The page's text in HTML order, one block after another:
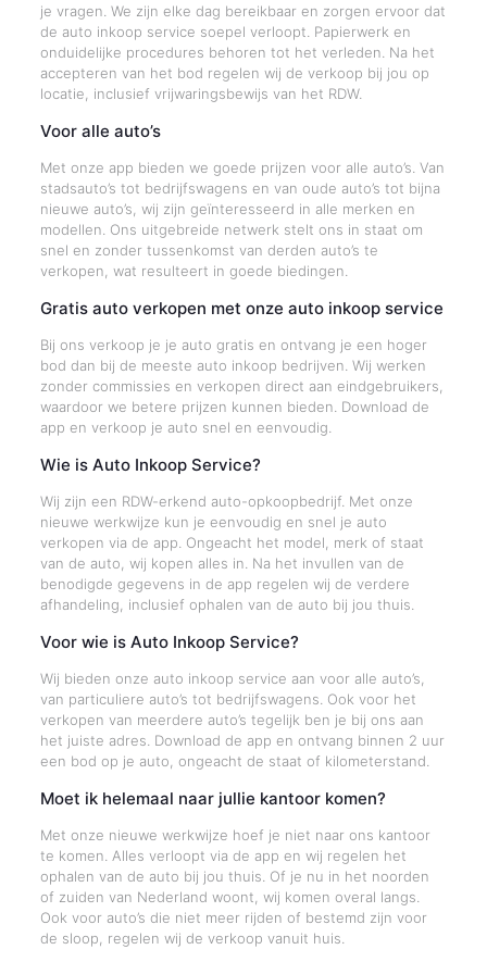
je vragen. We zijn elke dag bereikbaar en zorgen ervoor dat
de auto inkoop service soepel verloopt. Papierwerk en
onduidelijke procedures behoren tot het verleden. Na het
accepteren van het bod regelen wij de verkoop bij jou op
locatie, inclusief vrijwaringsbewijs van het RDW.
Voor alle auto’s
Met onze app bieden we goede prijzen voor alle auto’s. Van
stadsauto’s tot bedrijfswagens en van oude auto’s tot bijna
nieuwe auto’s, wij zijn geïnteresseerd in alle merken en
modellen. Ons uitgebreide netwerk stelt ons in staat om
snel en zonder tussenkomst van derden auto’s te
verkopen, wat resulteert in goede biedingen.
Gratis auto verkopen met onze auto inkoop service
Bij ons verkoop je je auto gratis en ontvang je een hoger
bod dan bij de meeste auto inkoop bedrijven. Wij werken
zonder commissies en verkopen direct aan eindgebruikers,
waardoor we betere prijzen kunnen bieden. Download de
app en verkoop je auto snel en eenvoudig.
Wie is Auto Inkoop Service?
Wij zijn een RDW-erkend auto-opkoopbedrijf. Met onze
nieuwe werkwijze kun je eenvoudig en snel je auto
verkopen via de app. Ongeacht het model, merk of staat
van de auto, wij kopen alles in. Na het invullen van de
benodigde gegevens in de app regelen wij de verdere
afhandeling, inclusief ophalen van de auto bij jou thuis.
Voor wie is Auto Inkoop Service?
Wij bieden onze auto inkoop service aan voor alle auto’s,
van particuliere auto’s tot bedrijfswagens. Ook voor het
verkopen van meerdere auto’s tegelijk ben je bij ons aan
het juiste adres. Download de app en ontvang binnen 2 uur
een bod op je auto, ongeacht de staat of kilometerstand.
Moet ik helemaal naar jullie kantoor komen?
Met onze nieuwe werkwijze hoef je niet naar ons kantoor
te komen. Alles verloopt via de app en wij regelen het
ophalen van de auto bij jou thuis. Of je nu in het noorden
of zuiden van Nederland woont, wij komen overal langs.
Ook voor auto’s die niet meer rijden of bestemd zijn voor
de sloop, regelen wij de verkoop vanuit huis.